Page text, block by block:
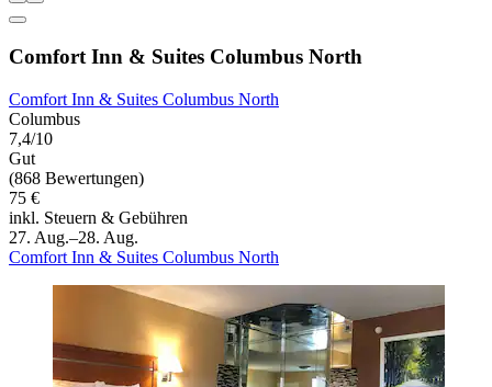
Comfort Inn & Suites Columbus North
Comfort Inn & Suites Columbus North
Columbus
7,4/10
Gut
(868 Bewertungen)
75 €
inkl. Steuern & Gebühren
27. Aug.–28. Aug.
Comfort Inn & Suites Columbus North